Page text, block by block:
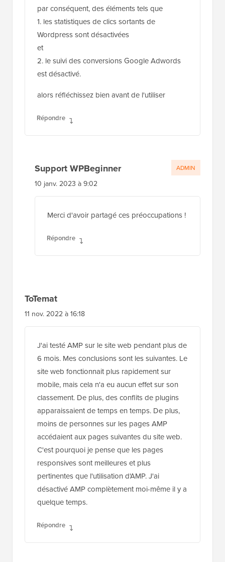
par conséquent, des éléments tels que
1. les statistiques de clics sortants de
Wordpress sont désactivées
et
2. le suivi des conversions Google Adwords
est désactivé.
alors réfléchissez bien avant de l'utiliser
Répondre
Support WPBeginner
10 janv. 2023 à 9:02
Merci d'avoir partagé ces préoccupations !
Répondre
ADMIN
ToTemat
11 nov. 2022 à 16:18
J'ai testé AMP sur le site web pendant plus de
6 mois. Mes conclusions sont les suivantes. Le
site web fonctionnait plus rapidement sur
mobile, mais cela n'a eu aucun effet sur son
classement. De plus, des conflits de plugins
apparaissaient de temps en temps. De plus,
moins de personnes sur les pages AMP
accédaient aux pages suivantes du site web.
C'est pourquoi je pense que les pages
responsives sont meilleures et plus
pertinentes que l'utilisation d'AMP. J'ai
désactivé AMP complètement moi-même il y a
quelque temps.
Répondre